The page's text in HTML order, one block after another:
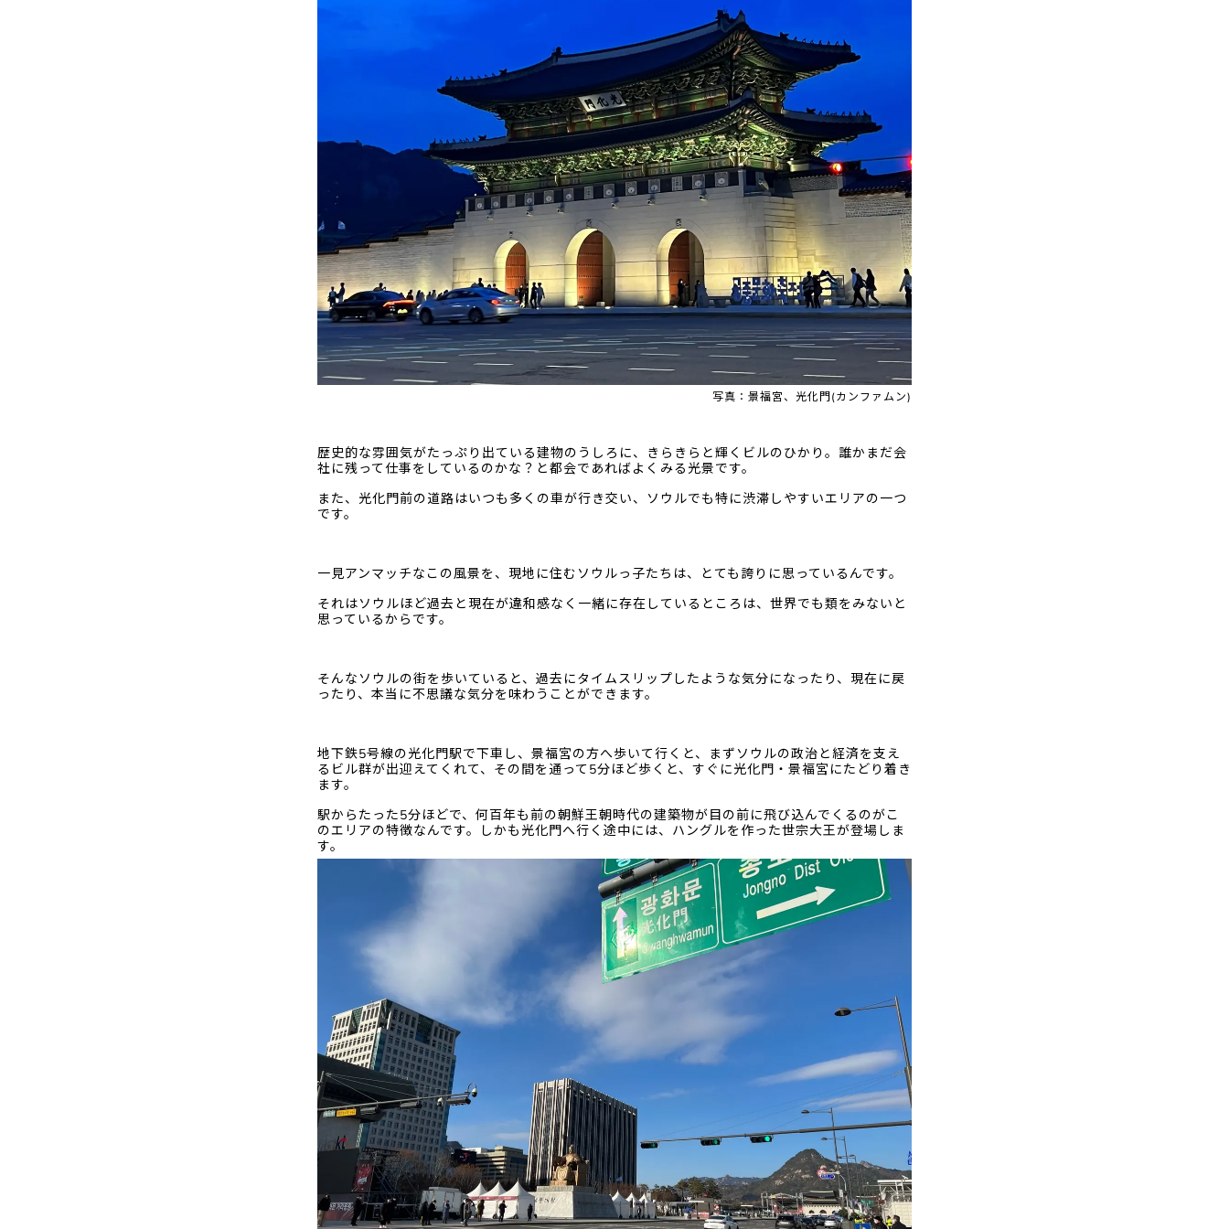
写真：景福宮、光化門(カンファムン)
歴史的な雰囲気がたっぷり出ている建物のうしろに、きらきらと輝くビルのひかり。誰かまだ会
社に残って仕事をしているのかな？と都会であればよくみる光景です。
また、光化門前の道路はいつも多くの車が行き交い、ソウルでも特に渋滞しやすいエリアの一つ
です。
一見アンマッチなこの風景を、現地に住むソウルっ子たちは、とても誇りに思っているんです。
それはソウルほど過去と現在が違和感なく一緒に存在しているところは、世界でも類をみないと
思っているからです。
そんなソウルの街を歩いていると、過去にタイムスリップしたような気分になったり、現在に戻
ったり、本当に不思議な気分を味わうことができます。
地下鉄5号線の光化門駅で下車し、景福宮の方へ歩いて行くと、まずソウルの政治と経済を支え
るビル群が出迎えてくれて、その間を通って5分ほど歩くと、すぐに光化門・景福宮にたどり着き
ます。
駅からたった5分ほどで、何百年も前の朝鮮王朝時代の建築物が目の前に飛び込んでくるのがこ
のエリアの特徴なんです。しかも光化門へ行く途中には、ハングルを作った世宗大王が登場しま
す。